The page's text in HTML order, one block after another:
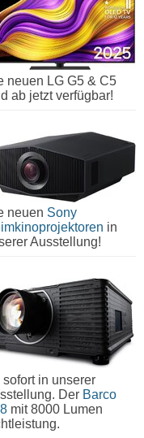
neuen LG G5 & C5
ab jetzt verfügbar!
neuen Sony
in
Ausstellung!
sofort in unserer
Der Barco
mit 8000 Lumen